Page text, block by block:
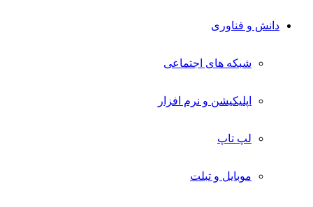
دانش و فناوری
شبکه های اجتماعی
اپلیکیشن و نرم افزار
لپ تاپ
موبایل و تبلت